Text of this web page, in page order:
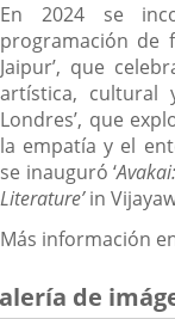
En 2024 se
programación de
Jaipur’, que
artística, cultural
Londres’, que
la empatía y el
se inauguró ‘
Literature’in
Más información
de